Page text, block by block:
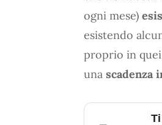
ogni mese)
esistendo
proprio in quei
una scadenza